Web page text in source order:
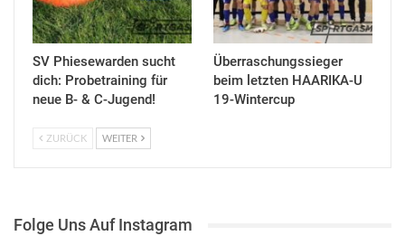
SV Phiesewarden sucht
dich: Probetraining für
neue B- & C-Jugend!
Überraschungssieger
beim letzten HAARIKA-U
19-Wintercup
ZURÜCK WEITER
Folge Uns Auf Instagram